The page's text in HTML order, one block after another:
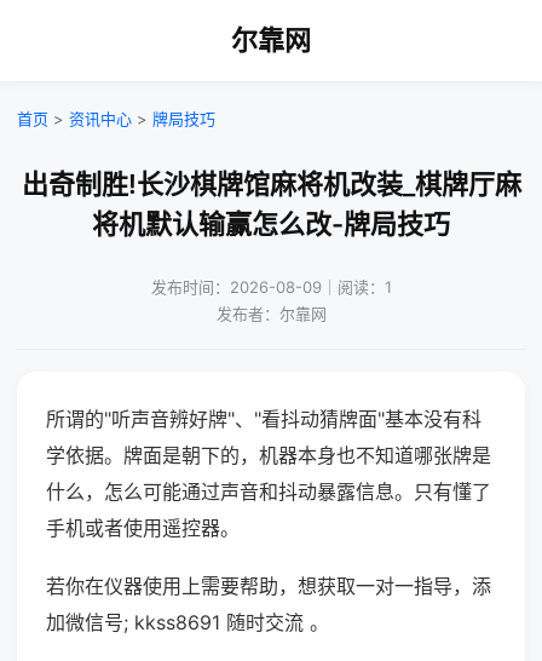
尔靠网
首页 > 资讯中心 > 牌局技巧
出奇制胜!长沙棋牌馆麻将机改装_棋牌厅麻
将机默认输赢怎么改-牌局技巧
发布时间：2026-08-09｜阅读：1
发布者：尔靠网
所谓的"听声音辨好牌"、"看抖动猜牌面"基本没有科
学依据。牌面是朝下的，机器本身也不知道哪张牌是
什么，怎么可能通过声音和抖动暴露信息。只有懂了
手机或者使用遥控器。
若你在仪器使用上需要帮助，想获取一对一指导，添
加微信号; kkss8691 随时交流 。